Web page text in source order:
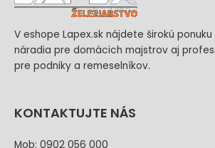
V eshope Lapex.sk nájdete širokú
náradia pre domácich majstrov aj
pre podniky a remeselníkov.
KONTAKTUJTE NÁS
Mob: 0902 056 000